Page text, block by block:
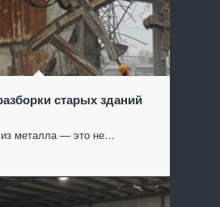
старых зданий
металла — это не…